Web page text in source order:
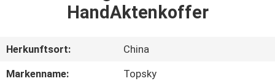
FABRIK-
HandAktenkoffer
Herkunftsort:
China
Markenname:
Topsky